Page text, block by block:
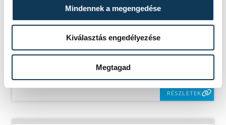
Mindennek a megengedése
Kiválasztás engedélyezése
Megtagad
SOROZAT NB III ÉSZAKNYUGATI
CSOPORT 2025/26
HAZAI
BUDAÖRS
VENDÉG
VSC VESZPRÉM
IDŐPONT
2026. MÁJUS 17. 17:00
HELYSZÍN
BUDAÖRS, BUDAÖRSI
VÁROSI STADION
EREDMÉNY
5-1
RÉSZLETEK